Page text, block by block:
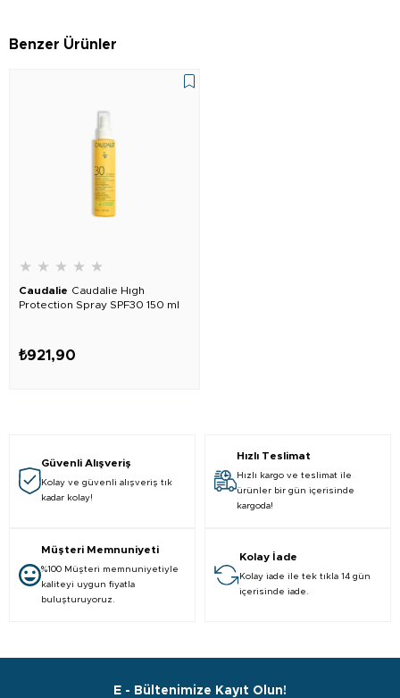
Benzer Ürünler
★ ★ ★ ★ ★
Caudalie Caudalie Hıgh
Protection Spray SPF30 150 ml
₺921,90
Güvenli Alışveriş
Kolay ve güvenli alışveriş tık
kadar kolay!
Hızlı Teslimat
Hızlı kargo ve teslimat ile
ürünler bir gün içerisinde
kargoda!
Müşteri Memnuniyeti
%100 Müşteri memnuniyetiyle
kaliteyi uygun fiyatla
buluşturuyoruz.
Kolay İade
Kolay iade ile tek tıkla 14 gün
içerisinde iade.
E - Bültenimize Kayıt Olun!